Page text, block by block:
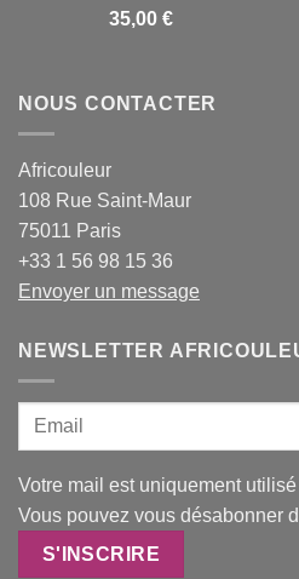
35,00 €
NOUS CONTACTER
Africouleur
108 Rue Saint-Maur
75011 Paris
+33 1 56 98 15 36
Envoyer un message
NEWSLETTER
Votre mail est uniquement
Vous pouvez vous désabonner